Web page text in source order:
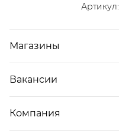
Артикул:
Магазины
Вакансии
Компания